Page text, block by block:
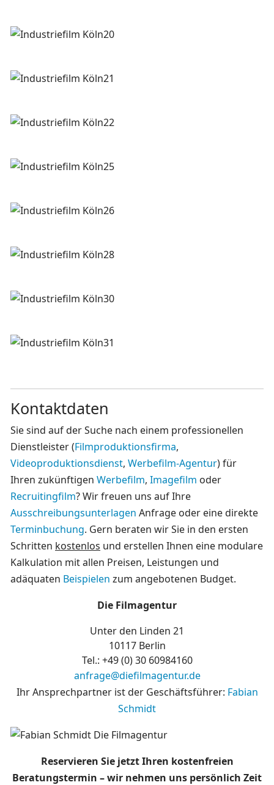
Kontaktdaten
Sie sind auf der Suche nach einem professionellen
Dienstleister (Filmproduktionsfirma,
Videoproduktionsdienst, Werbefilm-Agentur) für
Ihren zukünftigen Werbefilm, Imagefilm oder
Recruitingfilm? Wir freuen uns auf Ihre
Ausschreibungsunterlagen Anfrage oder eine direkte
Terminbuchung. Gern beraten wir Sie in den ersten
Schritten kostenlos und erstellen Ihnen eine modulare
Kalkulation mit allen Preisen, Leistungen und
adäquaten Beispielen zum angebotenen Budget.
Die Filmagentur
Unter den Linden 21
10117 Berlin
Tel.: +49 (0)30 60984160
anfrage@diefilmagentur.de
Ihr Ansprechpartner ist der Geschäftsführer: Fabian
Schmidt
Reservieren Sie jetzt Ihren kostenfreien
Beratungstermin – wir nehmen uns persönlich Zeit